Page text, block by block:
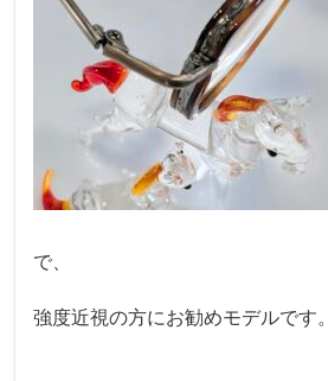
で、
強度近視の方にお勧めモデルです。